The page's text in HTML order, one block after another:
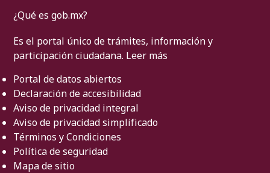
¿Qué es gob.mx?
Es el portal único de trámites, información y
participación ciudadana. Leer más
Portal de datos abiertos
Declaración de accesibilidad
Aviso de privacidad integral
Aviso de privacidad simplificado
Términos y Condiciones
Política de seguridad
Mapa de sitio